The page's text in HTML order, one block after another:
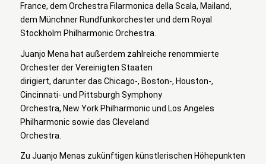
France, dem Orchestra Filarmonica della Scala, Mailand,
dem Münchner Rundfunkorchester und dem Royal
Stockholm Philharmonic Orchestra.
Juanjo Mena hat außerdem zahlreiche renommierte
Orchester der Vereinigten Staaten
dirigiert, darunter das Chicago-, Boston-, Houston-,
Cincinnati- und Pittsburgh Symphony
Orchestra, New York Philharmonic und Los Angeles
Philharmonic sowie das Cleveland
Orchestra.
Zu Juanjo Menas zukünftigen künstlerischen Höhepunkten